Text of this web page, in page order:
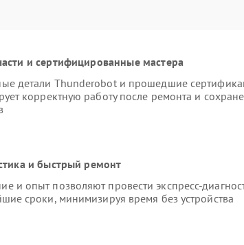
и сертифицированные мастера
детали Thunderobot и прошедшие
корректную работу после ремонта и
и быстрый ремонт
и опыт позволяют провести экспресс-
сроки, минимизируя время без устройства